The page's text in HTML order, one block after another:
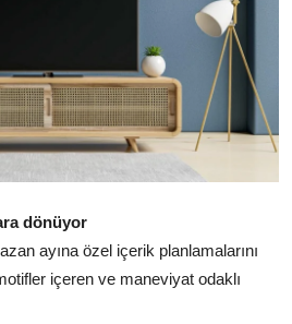
dönüyor
ayına özel içerik planlamalarını
içeren ve maneviyat odaklı